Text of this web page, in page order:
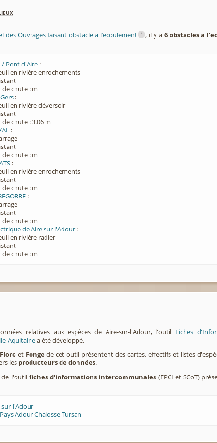
des Ouvrages faisant obstacle à l’écoulement i , il y a6 obstacles à
/ Pont d'Aire :
en rivière enrochements
chute : m
:
en rivière déversoir
chute : 3.06 m
:
chute : m
:
en rivière enrochements
chute : m
:
chute : m
de Aire sur l'Adour :
en rivière radier
chute : m
relatives aux espèces de Aire-sur-l'Adour, l'outil Fiches
Aquitainea été développé.
Flore et Fonge de cet outil présentent des cartes, effectifs et listes
les producteurs de données.
de l'outil fiches d'informations intercommunales (EPCI et SCoT)
sur-l'Adour
Adour Chalosse Tursan